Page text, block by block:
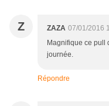
Z ZAZA 07/01/2016
Magnifique ce pull
journée.
Répondre